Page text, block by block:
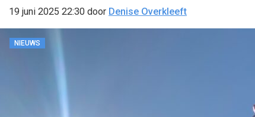
19 juni 2025 22:30 door Denise Overkleeft
NIEUWS